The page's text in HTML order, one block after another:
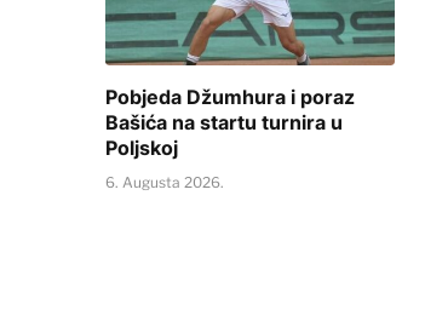
Pobjeda Džumhura i poraz
Bašića na startu turnira u
Poljskoj
6. Augusta 2026.